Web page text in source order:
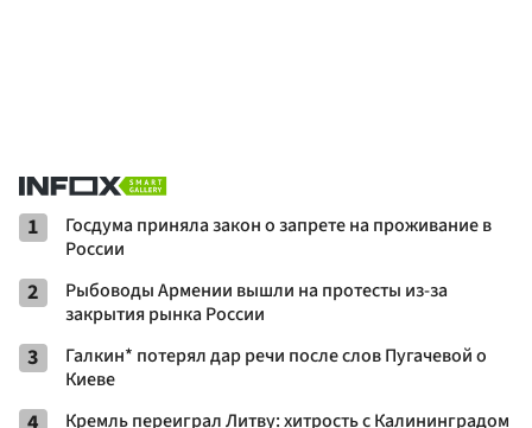
1
Госдума приняла закон о запрете на проживание в
России
2
Рыбоводы Армении вышли на протесты из-за
закрытия рынка России
3
Галкин* потерял дар речи после слов Пугачевой о
Киеве
Кремль переиграл Литву: хитрость с Калининградом